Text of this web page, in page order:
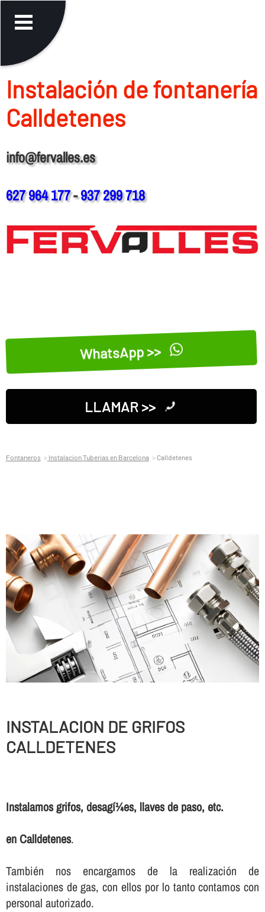
Instalación de fontanerí­a
Calldetenes
info@fervalles.es
627 964 177-937 299 718
WhatsApp >>
LLAMAR >>
Fontaneros Instalacion Tuberias en Barcelona Calldetenes
INSTALACION DE GRIFOS
CALLDETENES
Instalamos grifos, desagí¼es, llaves de paso, etc.
en Calldetenes.
También nos encargamos de la realización de
instalaciones de gas, con ellos por lo tanto contamos con
personal autorizado.